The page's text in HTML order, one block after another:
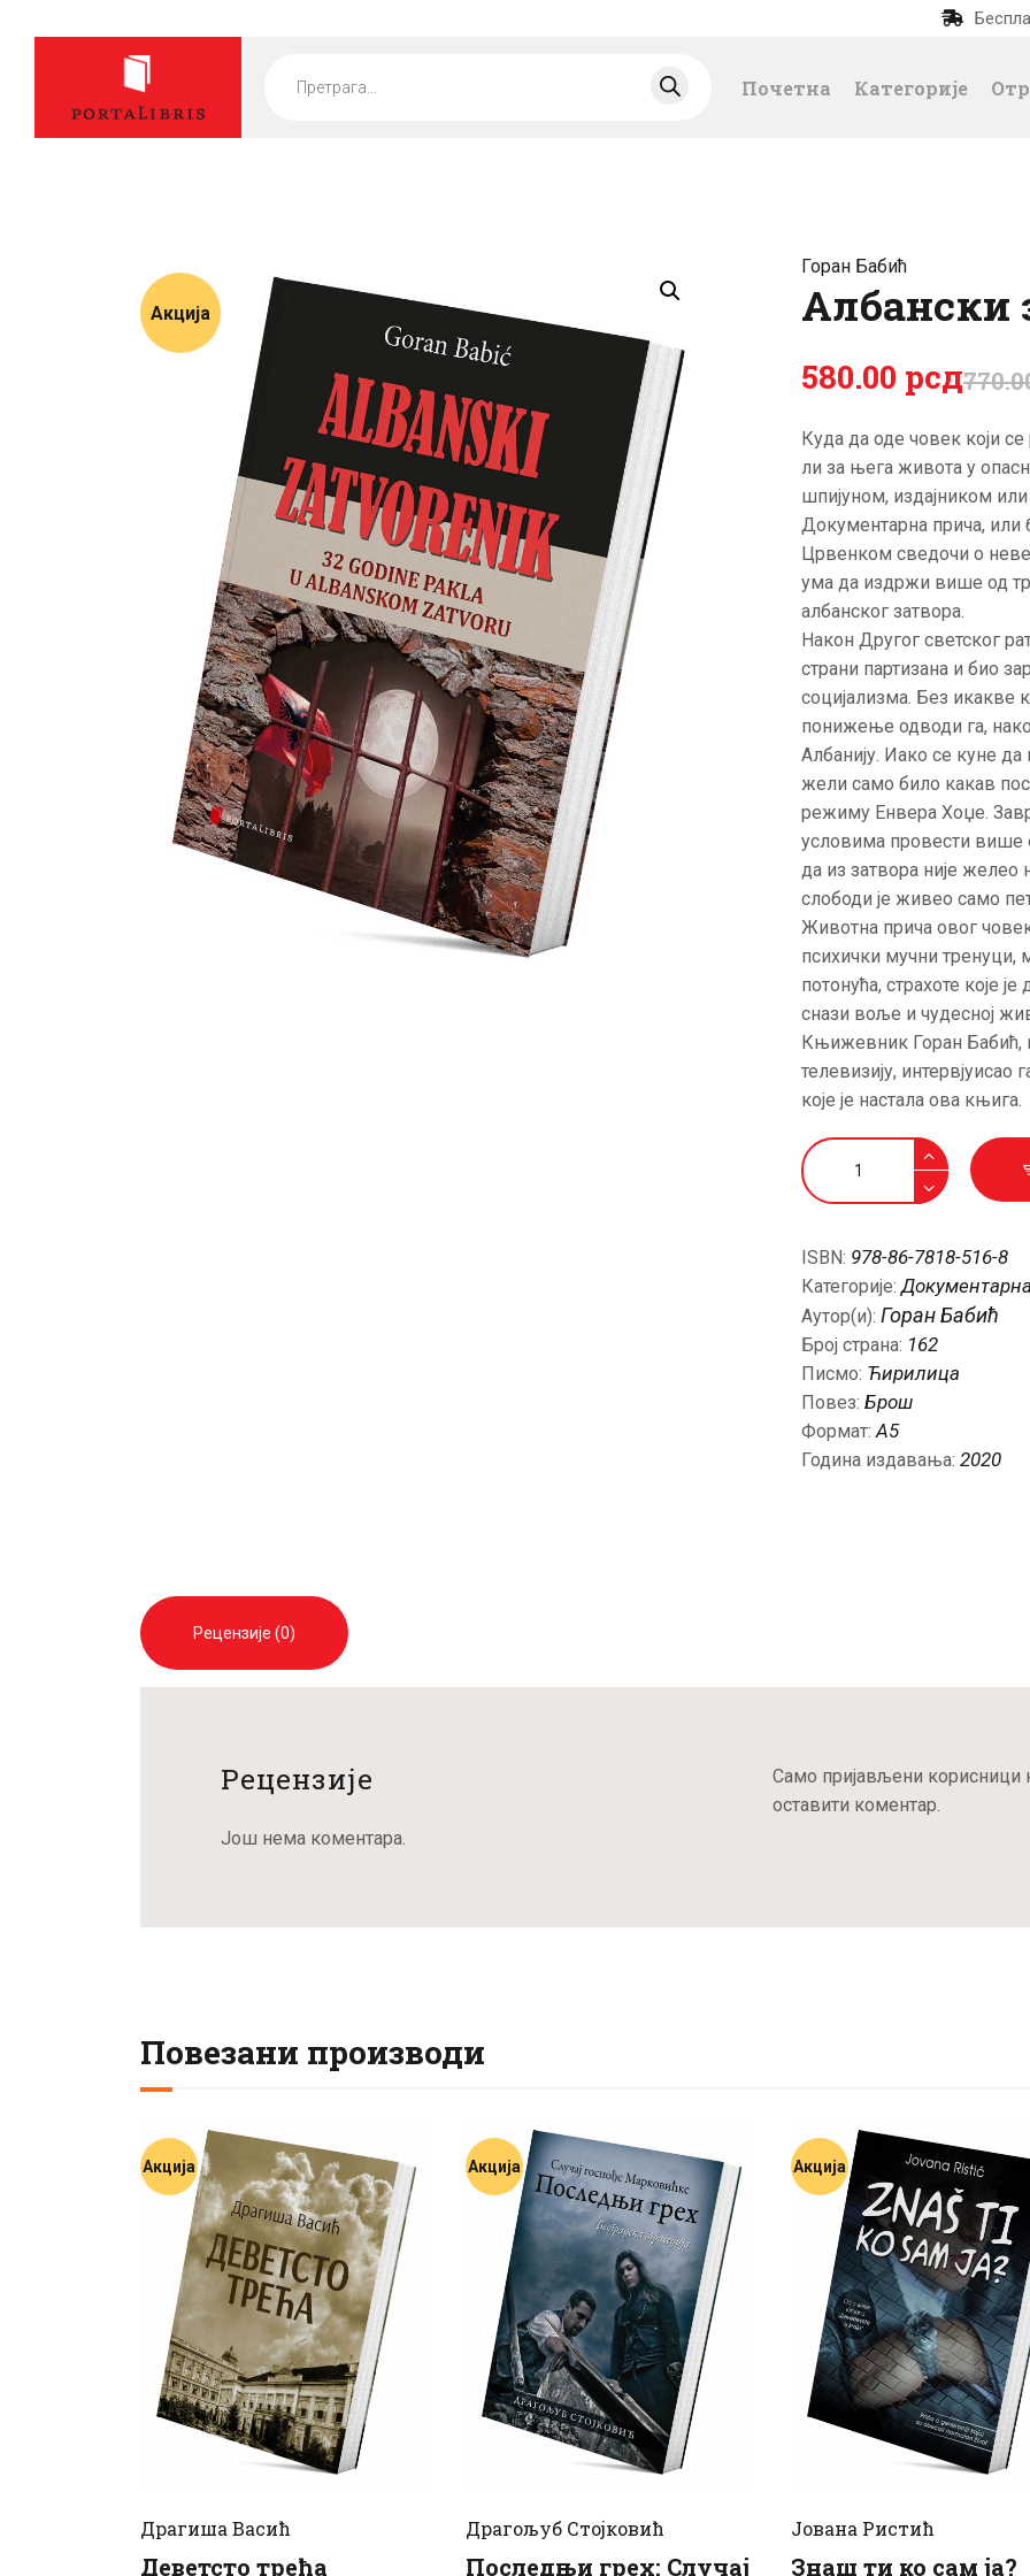
search
Почетна Категорије
КАТЕГОРИЈЕ
НОВЕ КЊИГЕ
ОТРГНУТО ОД
ЗАБОРАВА
АУТОРИ
АКТУЕЛНОСТИ
ЦЕНОВНИК
ПИСМО
Акција
Горан Бабић
Албански
770.
580.00 рсд
Куда да оде човек који
ли за њега живота у
шпијуном, издајником
Документарна прича,
Црвенком сведочи о
ума да издржи више од
албанског затвора.
Након Другог светског
страни партизана и био
социјализма. Без икакве
понижење одводи га,
Албанију. Иако се куне да
жели само било какав
режиму Енвера Хоџе.
условима провести више
да из затвора није
слободи је живео само
Животна прича овог
психички мучни тренуци,
потонућа, страхоте које
снази воље и чудесној
Књижевник Горан Бабић,
телевизију, интервјуисао
које је настала ова књига.
Албански
затвореник
количина
ISBN: 978-86-7818-516-8
Категорије:
Аутор(и): Горан Бабић
Број страна: 162
Писмо: Ћирилица
Повез: Брош
Формат:A5
Година издавања: 2020
Рецензије (0)
Рецензије
Још нема коментара.
Само пријављени корисници
оставити коментар.
Повезани производи
Акција
Драгиша Васић
Деветсто трећа
Акција
Драгољуб Стојковић
Последњи грех: Случај
Акција
Јована Ристић
Знаш ти ко сам ја?